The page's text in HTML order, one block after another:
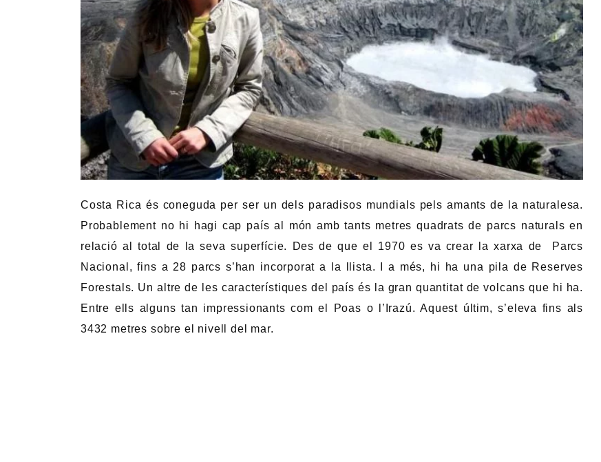
Costa Rica és coneguda per ser un dels paradisos mundials pels amants de la naturalesa.
Probablement no hi hagi cap país al món amb tants metres quadrats de parcs naturals en
relació al total de la seva superfície. Des de que el 1970 es va crear la xarxa de Parcs
Nacional, fins a 28 parcs s’han incorporat a la llista. I a més, hi ha una pila de Reserves
Forestals. Un altre de les característiques del país és la gran quantitat de volcans que hi ha.
Entre ells alguns tan impressionants com el Poas o l’Irazú. Aquest últim, s’eleva fins als
3432 metres sobre el nivell del mar.